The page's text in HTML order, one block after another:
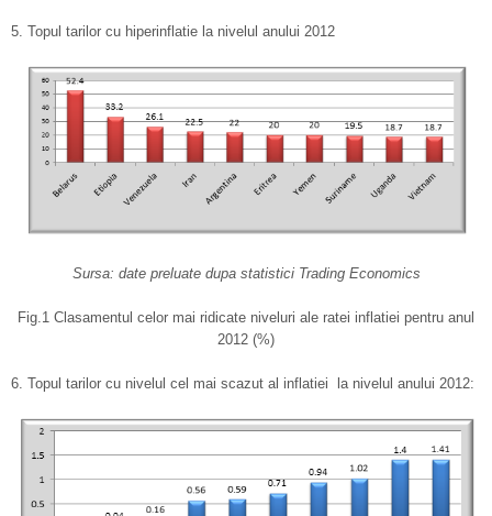
5. Topul tarilor cu hiperinflatie la nivelul anului 2012
Sursa: date preluate dupa statistici Trading Economics
Fig.1 Clasamentul celor mai ridicate niveluri ale ratei inflatiei pentru anul
2012 (%)
6. Topul tarilor cu nivelul cel mai scazut al inflatiei la nivelul anului 2012: